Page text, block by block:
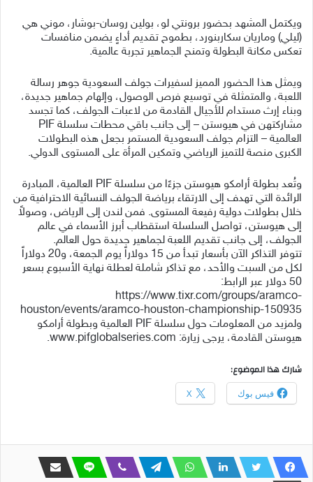
ويكتمل المشهد بحضور برونتي لو، بولين روسان-بوشار، موني هي
(ليلي) وماريان سكاربنورد، بطموح تقديم أداءٍ يضمن منافسات
تعكس مكانة البطولة وتمنح الجماهير تجربة عالمية.
ويمثل هذا الحضور المميز لسفيرات جولف السعودية جوهر رسالة
اللعبة، والمتمثلة في توسيع فرص الوصول، وإلهام جماهير جديدة،
وبناء إرث مستدام للأجيال القادمة من لاعبات الجولف، كما تجسد
مشاركتهن في هيوستن – إلى جانب باقي محطات سلسلة PIF
العالمية – التزام جولف السعودية المستمر بجعل هذه البطولات
الكبرى منصة للتميز الرياضي وتمكين المرأة على المستوى الدولي.
وتُعد بطولة أرامكو هيوستن جزءًا من سلسلة PIF العالمية، المبادرة
الرائدة التي تهدف إلى الارتقاء برياضة الجولف النسائية الاحترافية من
خلال بطولات دولية رفيعة المستوى. فمن لندن إلى الرياض، وصولاً
إلى هيوستن، تواصل السلسلة استقطاب أبرز الأسماء في عالم
الجولف، إلى جانب تقديم اللعبة لجماهير جديدة حول العالم.
تتوفر التذاكر الآن بأسعار تبدأ من 15 دولاراً يوم الجمعة، و20 دولاراً
لكل من السبت والأحد، مع تذاكر شاملة لعطلة نهاية الأسبوع بسعر
50 دولار عبر الرابط:
https://www.tixr.com/groups/aramco-
houston/events/aramco-houston-championship-150935
ولمزيد من المعلومات حول سلسلة PIF العالمية وبطولة أرامكو
هيوستن القادمة، يرجى زيارة: www.pifglobalseries.com.
شارك هذا الموضوع:
فيس بوك X